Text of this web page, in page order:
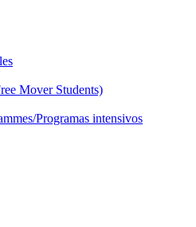
Mover Students)
Programas intensivos